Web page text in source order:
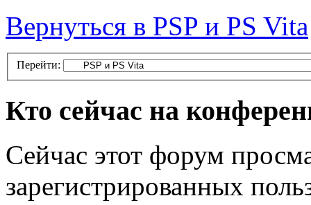
Вернуться в PSP и PS Vita
Перейти:
Кто сейчас на
Сейчас этот форум
зарегистрированных